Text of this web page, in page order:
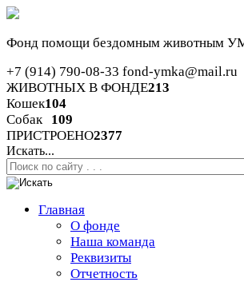
Фонд помощи бездомным животным
+7 (914) 790-08-33 fond-ymka@mail.ru
ЖИВОТНЫХ В ФОНДЕ213
Кошек104
Собак
109
ПРИСТРОЕНО2377
Искать...
Главная
О фонде
Наша команда
Реквизиты
Отчетность